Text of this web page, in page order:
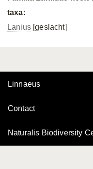
taxa:
Lanius[geslacht]
Linnaeus
Contact
Naturalis Biodiversity